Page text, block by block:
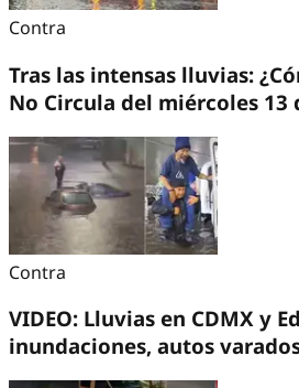
Contra
Tras las intensas lluvias:
No Circula del miércoles 13
Contra
VIDEO: Lluvias en CDMX y
inundaciones, autos